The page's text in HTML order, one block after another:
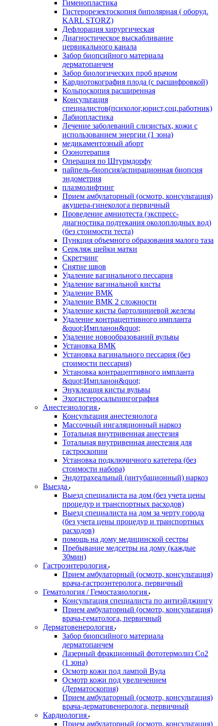
Гименопластика
Гистерорезектоскопия биполярная ( оборуд.
KARL STORZ)
Дефлорация хирургическая
Диагностическое выскабливание
цервикального канала
Забор биопсийного материала
дерматопанчем
Забор биологических проб врачом
Кардиотокография плода (с расшифровкой)
Кольпоскопия расширенная
Консультация
специалистов(психолог,юрист,соц.работник)
Лабиопластика
Лечение заболеваний слизистых, кожи с
использованием энергии (1 зона)
медикаментозный аборт
Озонотерапия
Операция по Штурмдорфу
пайпель-биопсия/аспирационная биопсия
эндометрия
плазмолифтинг
Прием амбулаторный (осмотр, консультация)
акушера-гинеколога первичный
Проведение амниотеста (экспресс-
диагностика подтекания околоплодных вод)
(без стоимости теста)
Пункция объемного образования малого таза
Серкляж шейки матки
Скретчинг
Снятие швов
Удаление вагинального пессария
Удаление вагинальной кисты
Удаление ВМК
Удаление ВМК 2 сложности
Удаление кисты бартолиниевой железы
Удаление контрацептивного импланта
&quot;Импланон&quot;
Удаление новообразований вульвы
Установка ВМК
Установка вагинального пессария (без
стоимости пессария)
Установка контрацептивного импланта
&quot;Импланон&quot;
Энуклеация кисты вульвы
Эхогистеросальпингография
Анестезиология
Консультация анестезиолога
Массочный ингаляционный наркоз
Тотальная внутривенная анестезия
Тотальная внутривенная анестезия для
гастроскопии
Установка подключичного катетера (без
стоимости набора)
Эндотрахеальный (интубационный) наркоз
Выезда
Выезд специалиста на дом (без учета цены
процедур и транспортных расходов)
Выезд специалиста на дом за черту города
(без учета цены процедур и транспортных
расходов)
помощь на дому медицинской сестры
Пребывание медсетры на дому (каждые
30мин)
Гастроэнтерология
Прием амбулаторный (осмотр, консультация)
врача-гастроэнтеролога, первичный
Гематология / Гемостазиология
Консультация специалиста по антиэйджингу
Прием амбулаторный (осмотр, консультация)
врача-гематолога, первичный
Дерматовенерология
Забор биопсийного материала
дерматопанчем
Лазерный фракционный фототермолиз Со2
(1 зона)
Осмотр кожи под лампой Вуда
Осмотр кожи под увеличением
(Дерматоскопия)
Прием амбулаторный (осмотр, консультация)
врача-дерматовенеролога, первичный
Кардиология
Прием амбулаторный (осмотр, консультация)